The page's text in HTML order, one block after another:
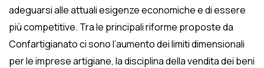
adeguarsi alle attuali esigenze economiche e di essere
più competitive. Tra le principali riforme proposte da
Confartigianato ci sono l’aumento dei limiti dimensionali
per le imprese artigiane, la disciplina della vendita dei beni